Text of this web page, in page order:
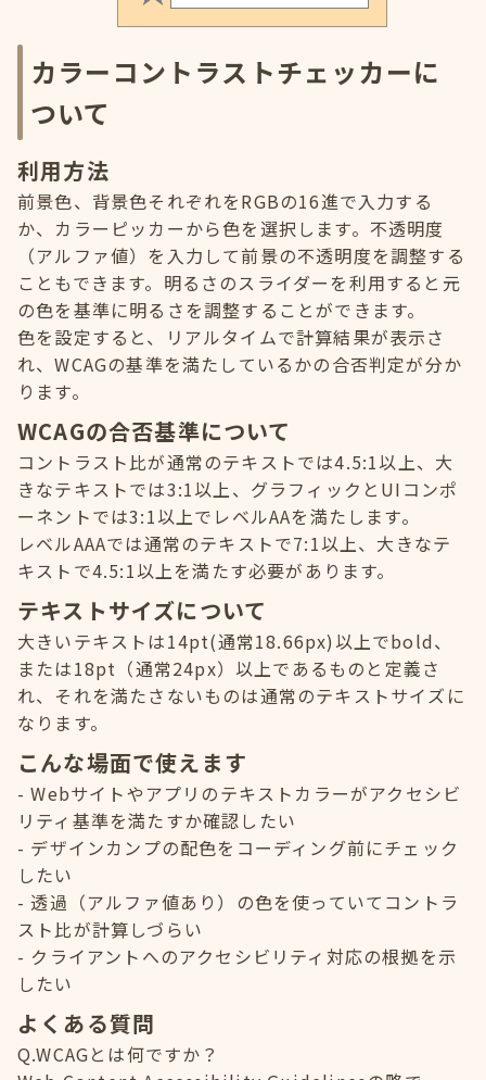
カラーコントラストチェッカーに
ついて
利用方法
前景色、背景色それぞれをRGBの16進で入力する
か、カラーピッカーから色を選択します。不透明度
（アルファ値）を入力して前景の不透明度を調整する
こともできます。明るさのスライダーを利用すると元
の色を基準に明るさを調整することができます。
色を設定すると、リアルタイムで計算結果が表示さ
れ、WCAGの基準を満たしているかの合否判定が分か
ります。
WCAGの合否基準について
コントラスト比が通常のテキストでは4.5:1以上、大
きなテキストでは3:1以上、グラフィックとUIコンポ
ーネントでは3:1以上でレベルAAを満たします。
レベルAAAでは通常のテキストで7:1以上、大きなテ
キストで4.5:1以上を満たす必要があります。
テキストサイズについて
大きいテキストは14pt(通常18.66px)以上でbold、
または18pt（通常24px）以上であるものと定義さ
れ、それを満たさないものは通常のテキストサイズに
なります。
こんな場面で使えます
Webサイトやアプリのテキストカラーがアクセシビ
リティ基準を満たすか確認したい
デザインカンプの配色をコーディング前にチェック
したい
透過（アルファ値あり）の色を使っていてコントラ
スト比が計算しづらい
クライアントへのアクセシビリティ対応の根拠を示
したい
よくある質問
Q.WCAGとは何ですか？